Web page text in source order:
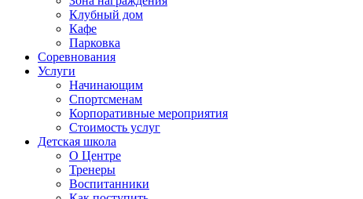
Клубный дом
Кафе
Парковка
Соревнования
Услуги
Начинающим
Спортсменам
Корпоративные мероприятия
Стоимость услуг
Детская школа
О Центре
Тренеры
Воспитанники